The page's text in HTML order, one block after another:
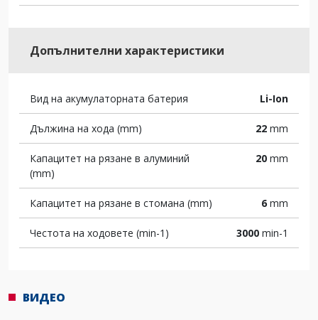
Допълнителни характеристики
Вид на акумулаторната батерия Li-Ion
Дължина на хода (mm) 22 mm
Капацитет на рязане в алуминий
(mm)
20 mm
Капацитет на рязане в стомана (mm) 6 mm
Честота на ходовете (min-1) 3000 min-1
ВИДЕО